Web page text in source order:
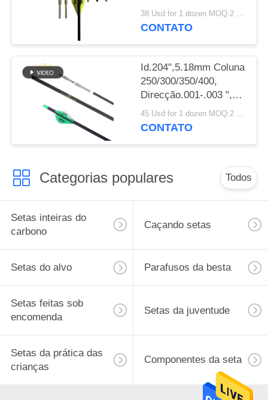
Peso mais leve
Pequeno Diâmetro Alvo
38 Usd for 1 dozen MOQ:2 dúzias
CONTATO
Id.204",5.18mm Coluna
250/300/350/400,
Direcção.001-.003 ",
32" Peso leve 5mm
Ultra Target e Setas de
45 Usd for 1 dozen MOQ:2 dúzias
CONTATO
Categorias populares Todos
Setas inteiras do
carbono
Caçando setas
Setas do alvo Parafusos da besta
Setas feitas sob
encomenda
Setas da juventude
Setas da prática das
crianças
Componentes da seta